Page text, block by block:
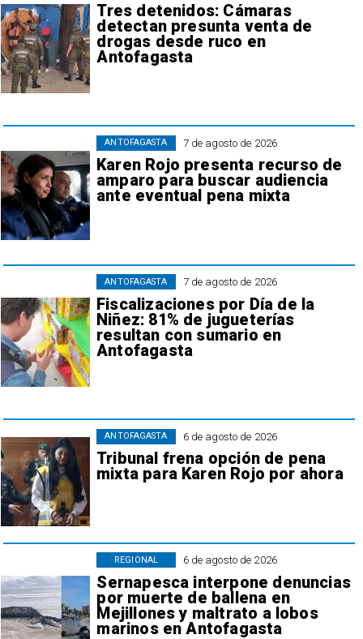
Tres detenidos: Cámaras
detectan presunta venta de
drogas desde ruco en
Antofagasta
7 de agosto de 2026
Karen Rojo presenta recurso de
amparo para buscar audiencia
ante eventual pena mixta
ANTOFAGASTA
7 de agosto de 2026
Fiscalizaciones por Día de la
Niñez: 81% de jugueterías
resultan con sumario en
Antofagasta
ANTOFAGASTA
6 de agosto de 2026
Tribunal frena opción de pena
mixta para Karen Rojo por ahora
ANTOFAGASTA
6 de agosto de 2026
Sernapesca interpone denuncias
por muerte de ballena en
Mejillones y maltrato a lobos
marinos en Antofagasta
REGIONAL